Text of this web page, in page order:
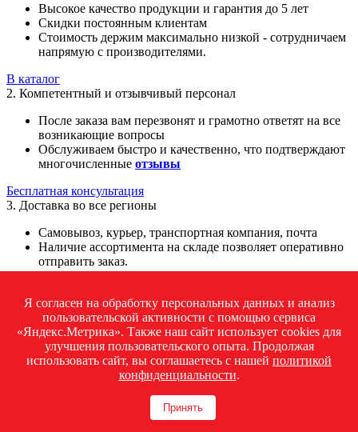
Высокое качество продукции и гарантия до 5 лет
Скидки постоянным клиентам
Стоимость держим максимально низкой - сотрудничаем
напрямую с производителями.
В каталог
2. Компетентный и отзывчивый персонал
После заказа вам перезвонят и грамотно ответят на все
возникающие вопросы
Обслуживаем быстро и качественно, что подтверждают
многочисленные отзывы
Бесплатная консультация
3. Доставка во все регионы
Самовывоз, курьер, транспортная компания, почта
Наличие ассортимента на складе позволяет оперативно
отправить заказ.
4. Гарантии
Продукция, которую мы предлагаем, поступает прямо с
производственных линий заводов и сопровождается
официальными сертификатами.
На всю продукцию распространяется гарантия от
Я согласен на обработку персональных данных и анализ
пользовательской активности с помощью сервиса
«Яндекс.Метрика». Также наш сайт использует cookies для
улучшения пользовательского опыта. Продолжая
использовать сайт, вы соглашаетесь с нашей политикой
конфиденциальности.
Принять